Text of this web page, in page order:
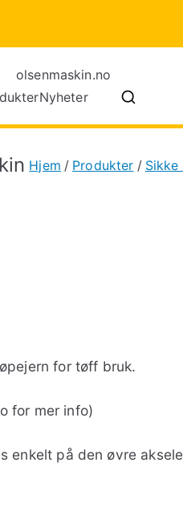
Maskiner for
Nyheter
Hjem Produkter
for tøff bruk.
for mer info)
enkelt på den øvre